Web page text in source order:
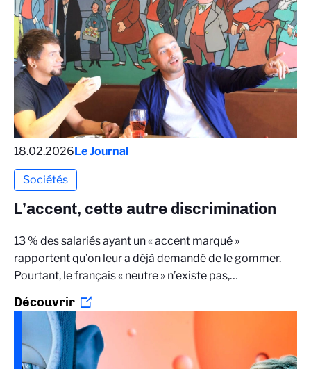
18.02.2026Le Journal
Sociétés
L’accent, cette autre discrimination
13 % des salariés ayant un « accent marqué »
rapportent qu’on leur a déjà demandé de le gommer.
Pourtant, le français « neutre » n’existe pas,…
Découvrir